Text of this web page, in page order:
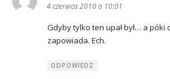
4 czerwca 2010 o 10:01
Gdyby tylko ten upał był… a póki
zapowiada. Ech.
ODPOWIEDZ